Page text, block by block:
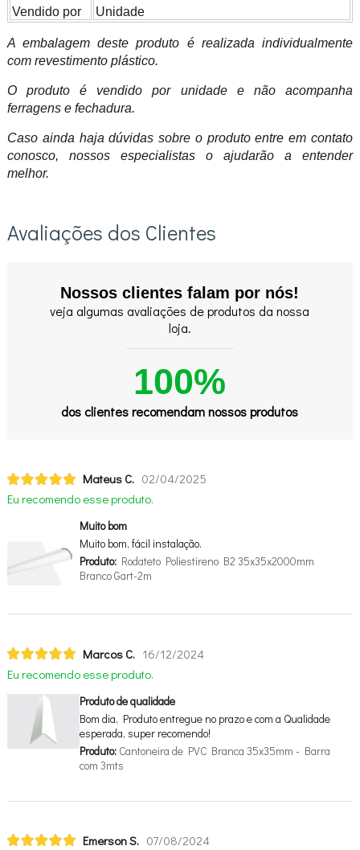
Vendido por Unidade
A embalagem deste produto é realizada individualmente
com revestimento plástico.
O produto é vendido por unidade e não acompanha
ferragens e fechadura.
Caso ainda haja dúvidas sobre o produto entre em contato
conosco, nossos especialistas o ajudarão a entender
melhor.
Avaliações dos Clientes
Nossos clientes falam por nós!
veja algumas avaliações de produtos da nossa
loja.
100%
dos clientes recomendam nossos produtos
Mateus C. 02/04/2025
Eu recomendo esse produto.
Muito bom
Muito bom, fácil instalação.
Produto:Rodateto Poliestireno B2 35x35x2000mm
Branco Gart-2m
Marcos C. 16/12/2024
Eu recomendo esse produto.
Produto de qualidade
Bom dia, Produto entregue no prazo e com a Qualidade
esperada, super recomendo!
Produto:Cantoneira de PVC Branca 35x35mm - Barra
com 3mts
Emerson S. 07/08/2024